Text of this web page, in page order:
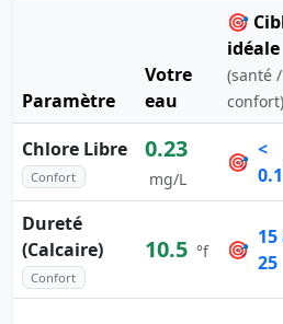
Paramètre
Votre
eau
🎯
idéale
(santé /
confort)
Chlore Libre
Confort
0.23
mg/L
🎯
<
0.1
Dureté
(Calcaire)
Confort
10.5 °f 🎯
15
25